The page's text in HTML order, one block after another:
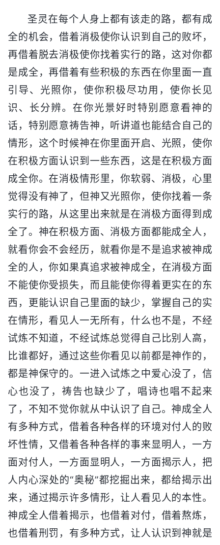
圣灵在每个人身上都有该走的路，都有成
全的机会，借着消极使你认识到自己的败坏，
再借着脱去消极使你找着实行的路，这对你都
是成全，再借着有些积极的东西在你里面一直
引导、光照你，使你积极尽功用，使你长见
识、长分辨。在你光景好时特别愿意看神的
话，特别愿意祷告神，听讲道也能结合自己的
情形，这个时候神在你里面开启、光照，使你
在积极方面认识到一些东西，这是在积极方面
成全你。在消极情形里，你软弱、消极，心里
觉得没有神了，但神又光照你，使你找着一条
实行的路，从这里出来就是在消极方面得到成
全了。神在积极方面、消极方面都能成全人，
就看你会不会经历，就看你是不是追求被神成
全的人，你如果真追求被神成全，在消极方面
不能使你受损失，而且能使你得着更实在的东
西，更能认识自己里面的缺少，掌握自己的实
在情形，看见人一无所有，什么也不是，不经
试炼不知道，不经试炼总觉得自己比别人高，
比谁都好，通过这些你看见以前都是神作的，
都是神保守的。一进入试炼之中爱心没了，信
心也没了，祷告也缺少了，唱诗也唱不起来
了，不知不觉你就从中认识了自己。神成全人
有多种方式，借着各种各样的环境对付人的败
坏性情，又借着各种各样的事来显明人，一方
面对付人，一方面显明人，一方面揭示人，把
人内心深处的“奥秘”都挖掘出来，都给揭示出
来，通过揭示许多情形，让人看见人的本性。
神成全人借着揭示，也借着对付，借着熬炼，
也借着刑罚，有多种方式，让人认识到神就是